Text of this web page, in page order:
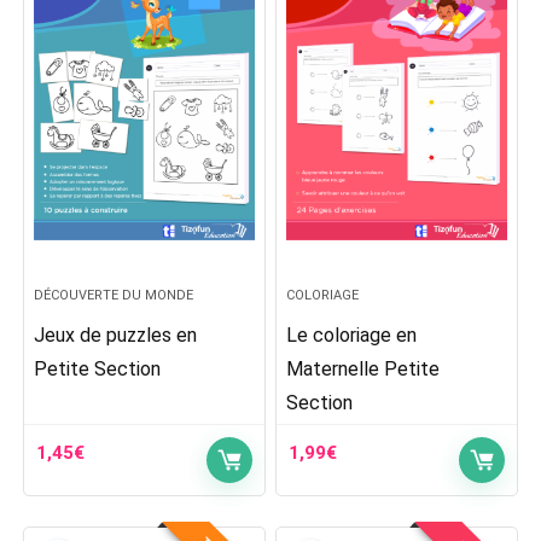
DÉCOUVERTE DU MONDE
Jeux de puzzles en
Petite Section
1,45€
COLORIAGE
Le coloriage en
Maternelle Petite
Section
1,99€